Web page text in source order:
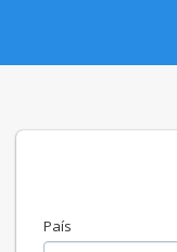
País